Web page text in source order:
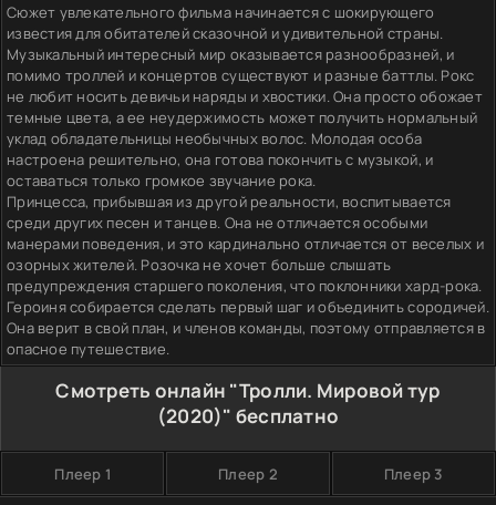
Сюжет увлекательного фильма начинается с шокирующего
известия для обитателей сказочной и удивительной страны.
Музыкальный интересный мир оказывается разнообразней, и
помимо троллей и концертов существуют и разные баттлы. Рокс
не любит носить девичьи наряды и хвостики. Она просто обожает
темные цвета, а ее неудержимость может получить нормальный
уклад обладательницы необычных волос. Молодая особа
настроена решительно, она готова покончить с музыкой, и
оставаться только громкое звучание рока.
Принцесса, прибывшая из другой реальности, воспитывается
среди других песен и танцев. Она не отличается особыми
манерами поведения, и это кардинально отличается от веселых и
озорных жителей. Розочка не хочет больше слышать
предупреждения старшего поколения, что поклонники хард-рока.
Героиня собирается сделать первый шаг и объединить сородичей.
Она верит в свой план, и членов команды, поэтому отправляется в
опасное путешествие.
Смотреть онлайн "Тролли. Мировой тур
(2020)" бесплатно
Плеер 1 Плеер 2 Плеер 3